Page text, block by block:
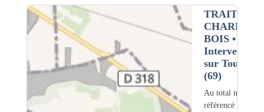
BOIS•
Intervention
sur Toussieu
(69)
Au total nous
référencé